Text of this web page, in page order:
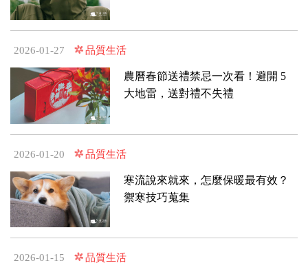
2026-01-27 品質生活
農曆春節送禮禁忌一次看！避開 5
大地雷，送對禮不失禮
2026-01-20 品質生活
寒流說來就來，怎麼保暖最有效？
禦寒技巧蒐集
2026-01-15 品質生活